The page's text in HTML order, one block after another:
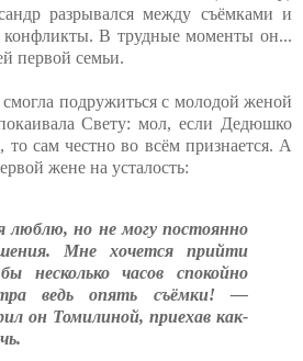
разрывался между съёмками и
конфликты. В трудные моменты он...
первой семьи.
подружиться с молодой женой
Свету: мол, если Дедюшко
то сам честно во всём признается. А
жене на усталость:
но не могу постоянно
Мне хочется прийти
несколько часов спокойно
ведь опять съёмки! —
он Томилиной, приехав как-